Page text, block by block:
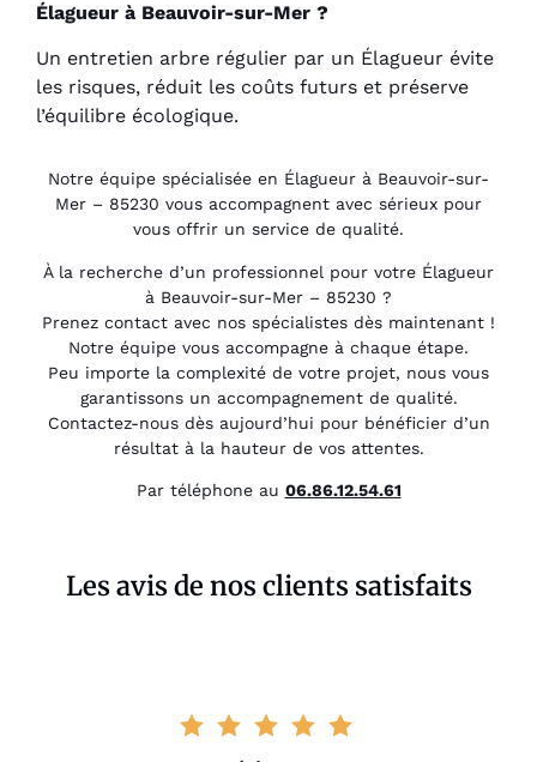
Élagueur à Beauvoir-sur-Mer ?
Un entretien arbre régulier par un Élagueur évite
les risques, réduit les coûts futurs et préserve
l’équilibre écologique.
Notre équipe spécialisée en Élagueur à Beauvoir-sur-
Mer – 85230 vous accompagnent avec sérieux pour
vous offrir un service de qualité.
À la recherche d’un professionnel pour votre Élagueur
à Beauvoir-sur-Mer – 85230 ?
Prenez contact avec nos spécialistes dès maintenant !
Notre équipe vous accompagne à chaque étape.
Peu importe la complexité de votre projet, nous vous
garantissons un accompagnement de qualité.
Contactez-nous dès aujourd’hui pour bénéficier d’un
résultat à la hauteur de vos attentes.
Par téléphone au 06.86.12.54.61
Les avis de nos clients satisfaits